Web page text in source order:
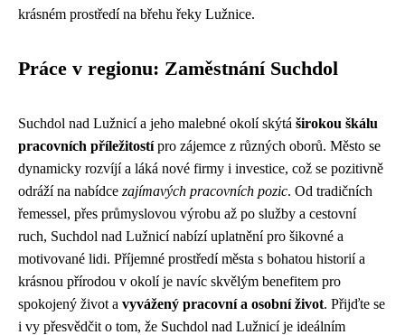
krásném prostředí na břehu řeky Lužnice.
Práce v regionu: Zaměstnání Suchdol
Suchdol nad Lužnicí a jeho malebné okolí skýtá širokou škálu
pracovních příležitostípro zájemce z různých oborů. Město se
dynamicky rozvíjí a láká nové firmy i investice, což se pozitivně
odráží na nabídce zajímavých pracovních pozic. Od tradičních
řemessel, přes průmyslovou výrobu až po služby a cestovní
ruch, Suchdol nad Lužnicí nabízí uplatnění pro šikovné a
motivované lidi. Příjemné prostředí města s bohatou historií a
krásnou přírodou v okolí je navíc skvělým benefitem pro
spokojený život a vyvážený pracovní a osobní život. Přijďte se
i vy přesvědčit o tom, že Suchdol nad Lužnicí je ideálním